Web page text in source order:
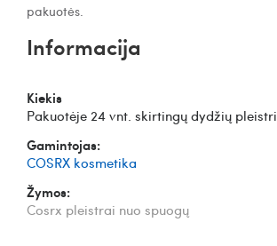
pakuotės.
Informacija
Kiekis
Pakuotėje 24 vnt. skirtingų dydžių
Gamintojas:
COSRX kosmetika
Žymos:
Cosrx pleistrai nuo spuogų